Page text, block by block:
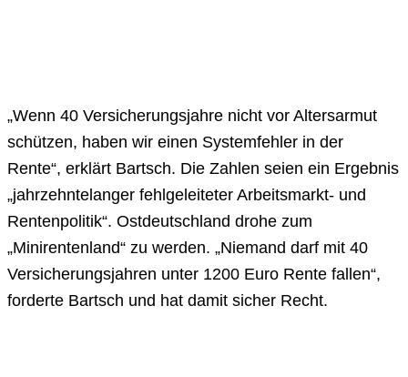
„Wenn 40 Versicherungsjahre nicht vor Altersarmut
schützen, haben wir einen Systemfehler in der
Rente“, erklärt Bartsch. Die Zahlen seien ein Ergebnis
„jahrzehntelanger fehlgeleiteter Arbeitsmarkt- und
Rentenpolitik“. Ostdeutschland drohe zum
„Minirentenland“ zu werden. „Niemand darf mit 40
Versicherungsjahren unter 1200 Euro Rente fallen“,
forderte Bartsch und hat damit sicher Recht.